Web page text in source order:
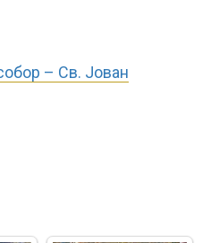
– Св. Јован